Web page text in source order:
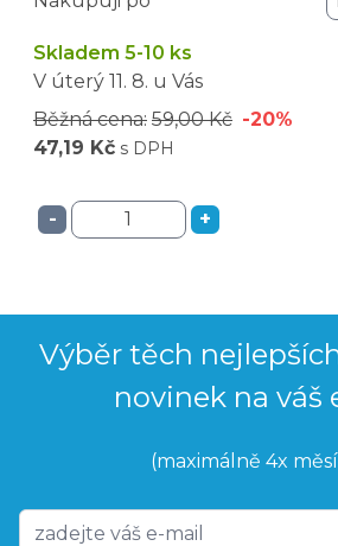
Skladem 5-10 ks
V úterý 11. 8. u Vás
Běžná cena: 59,00 Kč -20%
47,19 Kč s DPH
- +
Výběr těch
novinek na váš
(maximálně 4x